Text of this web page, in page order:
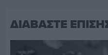
ΔΙΑΒΑΣΤΕ